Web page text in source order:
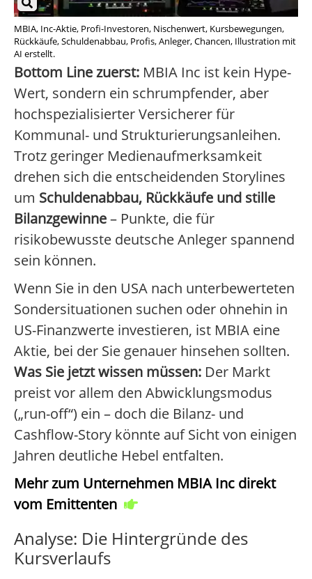
MBIA, Inc-Aktie, Profi-Investoren, Nischenwert, Kursbewegungen,
Rückkäufe, Schuldenabbau, Profis, Anleger, Chancen, Illustration mit
AI erstellt.
Bottom Line zuerst: MBIA Inc ist kein Hype-
Wert, sondern ein schrumpfender, aber
hochspezialisierter Versicherer für
Kommunal- und Strukturierungsanleihen.
Trotz geringer Medienaufmerksamkeit
drehen sich die entscheidenden Storylines
um Schuldenabbau, Rückkäufe und stille
Bilanzgewinne– Punkte, die für
risikobewusste deutsche Anleger spannend
sein können.
Wenn Sie in den USA nach unterbewerteten
Sondersituationen suchen oder ohnehin in
US-Finanzwerte investieren, ist MBIA eine
Aktie, bei der Sie genauer hinsehen sollten.
Was Sie jetzt wissen müssen: Der Markt
preist vor allem den Abwicklungsmodus
(„run-off“) ein – doch die Bilanz- und
Cashflow-Story könnte auf Sicht von einigen
Jahren deutliche Hebel entfalten.
Mehr zum Unternehmen MBIA Inc direkt
vom Emittenten
Analyse: Die Hintergründe des
Kursverlaufs